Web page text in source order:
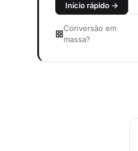
Início rápido →
Conversão em
massa?